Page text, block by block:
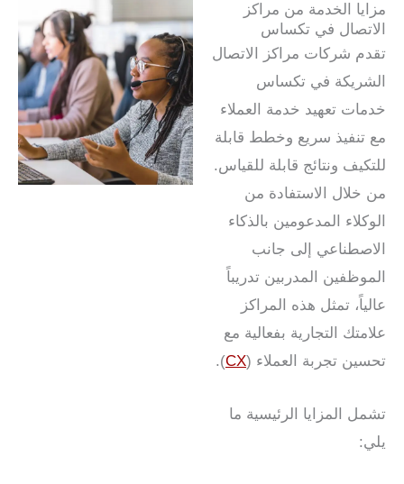
مزايا الخدمة من مراكز
الاتصال في تكساس
تقدم شركات مراكز الاتصال
الشريكة في تكساس
خدمات تعهيد خدمة العملاء
مع تنفيذ سريع وخطط قابلة
للتكيف ونتائج قابلة للقياس.
من خلال الاستفادة من
الوكلاء المدعومين بالذكاء
الاصطناعي إلى جانب
الموظفين المدربين تدريباً
عالياً، تمثل هذه المراكز
علامتك التجارية بفعالية مع
تحسين تجربة العملاء (CX
).
تشمل المزايا الرئيسية ما
يلي: